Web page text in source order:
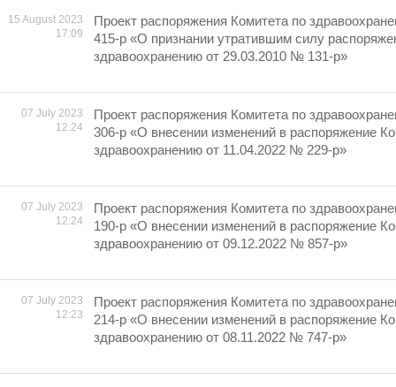
15 August 2023
17:09
Проект распоряжения Комитета по
415-р «О признании утратившим силу
здравоохранению от 29.03.2010 № 131-р»
07 July 2023
12:24
Проект распоряжения Комитета по
306-р «О внесении изменений в распоряжение
здравоохранению от 11.04.2022 № 229-р»
07 July 2023
12:24
Проект распоряжения Комитета по
190-р «О внесении изменений в распоряжение
здравоохранению от 09.12.2022 № 857-р»
07 July 2023
12:23
Проект распоряжения Комитета по
214-р «О внесении изменений в распоряжение
здравоохранению от 08.11.2022 № 747-р»